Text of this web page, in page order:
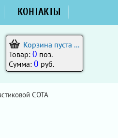
КОНТАКТЫ
Корзина пуста ...
Товар: 0 поз.
Сумма: 0 руб.
СОТА